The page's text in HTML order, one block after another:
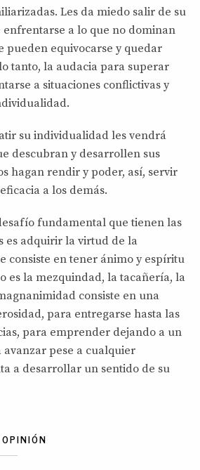
Les da miedo salir de su
enfrentarse a lo que no dominan
pueden equivocarse y quedar
tanto, la audacia para superar
a situaciones conflictivas y
su individualidad les vendrá
descubran y desarrollen sus
hagan rendir y poder, así, servir
a los demás.
fundamental que tienen las
es adquirir la virtud de la
consiste en tener ánimo y espíritu
es la mezquindad, la tacañería, la
consiste en una
para entregarse hasta las
para emprender dejando a un
pese a cualquier
a desarrollar un sentido de su